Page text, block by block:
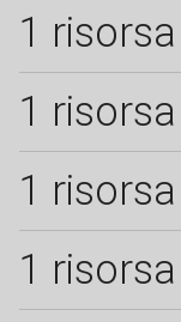
1 risorsa
1 risorsa
1 risorsa
1 risorsa